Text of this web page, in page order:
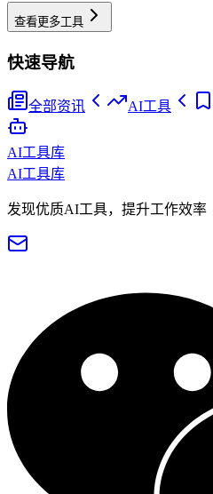
查看更多工具
快速导航
全部资讯 AI工具
AI工具库
AI工具库
发现优质AI工具，提升工作效率